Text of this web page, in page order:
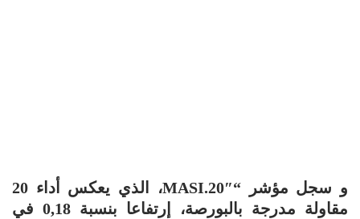
و سجل مؤشر “MASI.20″، الذي يعكس أداء 20
مقاولة مدرجة بالبورصة، إرتفاعا بنسبة 0,18 في